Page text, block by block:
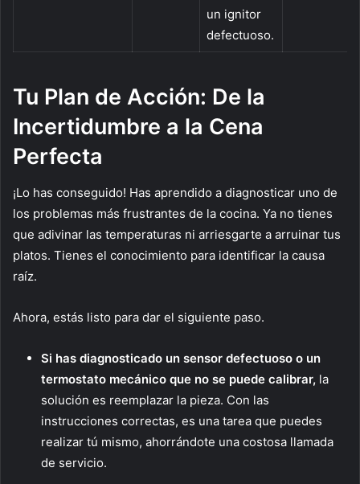
un ignitor
defectuoso.
Tu Plan de Acción: De la
Incertidumbre a la Cena
Perfecta
¡Lo has conseguido! Has aprendido a diagnosticar uno de
los problemas más frustrantes de la cocina. Ya no tienes
que adivinar las temperaturas ni arriesgarte a arruinar tus
platos. Tienes el conocimiento para identificar la causa
raíz.
Ahora, estás listo para dar el siguiente paso.
Si has diagnosticado un sensor defectuoso o un
termostato mecánico que no se puede calibrar, la
solución es reemplazar la pieza. Con las
instrucciones correctas, es una tarea que puedes
realizar tú mismo, ahorrándote una costosa llamada
de servicio.